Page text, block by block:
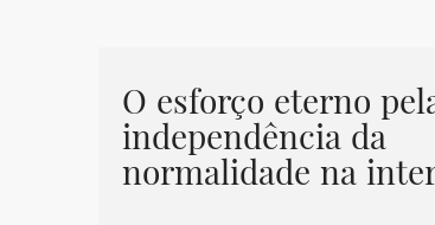
O esforço eterno
independência da
normalidade na